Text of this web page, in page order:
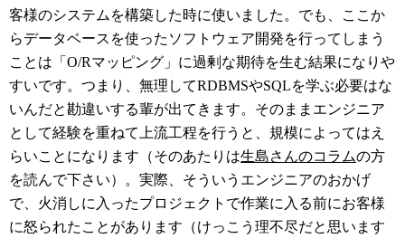
客様のシステムを構築した時に使いました。でも、ここか
らデータベースを使ったソフトウェア開発を行ってしまう
ことは「O/Rマッピング」に過剰な期待を生む結果になりや
すいです。つまり、無理してRDBMSやSQLを学ぶ必要はな
いんだと勘違いする輩が出てきます。そのままエンジニア
として経験を重ねて上流工程を行うと、規模によってはえ
らいことになります（そのあたりは生島さんのコラムの方
を読んで下さい）。実際、そういうエンジニアのおかげ
で、火消しに入ったプロジェクトで作業に入る前にお客様
に怒られたことがあります（けっこう理不尽だと思います